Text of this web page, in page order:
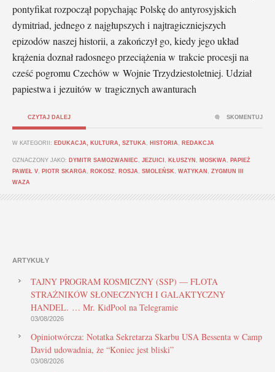
pontyfikat rozpoczął popychając Polskę do antyrosyjskich
dymitriad, jednego z najgłupszych i najtragiczniejszych
epizodów naszej historii, a zakończył go, kiedy jego układ
krążenia doznał radosnego przeciążenia w trakcie procesji na
cześć pogromu Czechów w Wojnie Trzydziestoletniej. Udział
papiestwa i jezuitów w tragicznych awanturach
CZYTAJ DALEJ
W KATEGORII: EDUKACJA, KULTURA, SZTUKA HISTORIA REDAKCJA
OZNACZONY JAKO: DYMITR SAMOZWANIEC JEZUICI KŁUSZYN MOSKWA
PAPIEŻ
PAWEŁ V
PIOTR SKARGA ROKOSZ ROSJA SMOLEŃSK WATYKAN
ZYGMUN III
WAZA
SKOMENTUJ
ARTYKUŁY
TAJNY PROGRAM KOSMICZNY (SSP) — FLOTA
STRAŻNIKÓW SŁONECZNYCH I GALAKTYCZNY
HANDEL. … Mr. KidPool na Telegramie
03/08/2026
Opiniotwórcza: Notatka Sekretarza Skarbu USA Bessenta w Camp
David udowadnia, że “Koniec jest bliski”
03/08/2026